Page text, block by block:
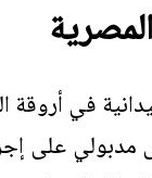
في
مدبولي على